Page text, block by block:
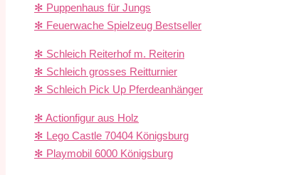
✻ Puppenhaus für Jungs
✻ Feuerwache Spielzeug Bestseller
✻ Schleich Reiterhof m. Reiterin
✻ Schleich grosses Reitturnier
✻ Schleich Pick Up Pferdeanhänger
✻ Actionfigur aus Holz
✻ Lego Castle 70404 Königsburg
✻ Playmobil 6000 Königsburg